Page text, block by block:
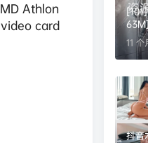
Athlon
card
11 个
抖音